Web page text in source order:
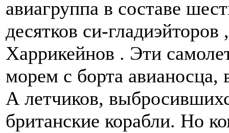
авиагруппа в составе
десятков си-
Харрикейнов . Эти
морем с борта авианосца,
А летчиков,
британские корабли. Но